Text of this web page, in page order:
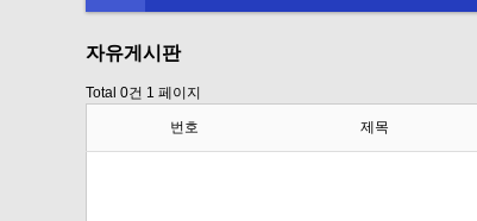
자유게시판
Total 0건 1 페이지
번호 제목